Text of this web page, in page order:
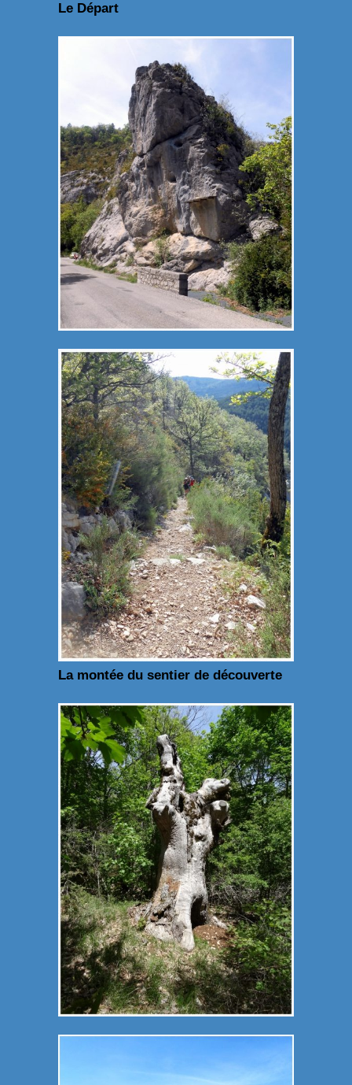
Le Départ
La montée du sentier de découverte